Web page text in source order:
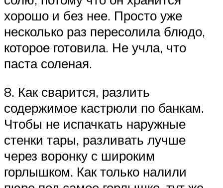
хорошо и без нее. Просто уже
несколько раз пересолила блюдо,
которое готовила. Не учла, что
паста соленая.
8. Как сварится, разлить
содержимое кастрюли по банкам.
Чтобы не испачкать наружные
стенки тары, разливать лучше
через воронку с широким
горлышком. Как только налили